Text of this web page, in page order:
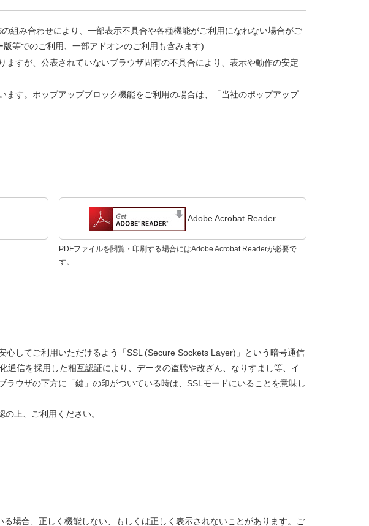
組み合わせにより、一部表示不具合や各種機能がご利用になれない場合がご
等でのご利用、一部アドオンのご利用も含みます)
すが、公表されていないブラウザ固有の不具合により、表示や動作の安定
す。ポップアップブロック機能をご利用の場合は、「当社のポップアップ
Adobe Acrobat Reader
PDFファイルを閲覧・印刷する場合にはAdobe Acrobat Readerが必要で
す。
心してご利用いただけるよう「SSL (Secure Sockets Layer)」という暗号通信
通信を採用した相互認証により、データの盗聴や改ざん、なりすまし等、イ
ラウザの下方に「鍵」の印がついている時は、SSLモードにいることを意味し
の上、ご利用ください。
場合、正しく機能しない、もしくは正しく表示されないことがあります。ご